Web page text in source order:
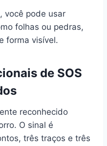
você pode usar
folhas ou pedras,
forma visível.
de SOS
reconhecido
O sinal é
três traços e três